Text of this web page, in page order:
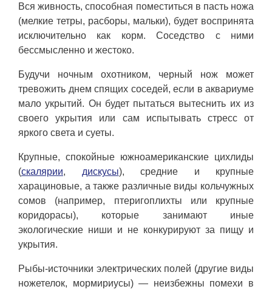
Вся живность, способная поместиться в пасть ножа
(мелкие тетры, расборы, мальки), будет воспринята
исключительно как корм. Соседство с ними
бессмысленно и жестоко.
Будучи ночным охотником, черный нож может
тревожить днем спящих соседей, если в аквариуме
мало укрытий. Он будет пытаться вытеснить их из
своего укрытия или сам испытывать стресс от
яркого света и суеты.
Крупные, спокойные южноамериканские цихлиды
(скалярии, дискусы), средние и крупные
харациновые, а также различные виды кольчужных
сомов (например, птеригоплихты или крупные
коридорасы), которые занимают иные
экологические ниши и не конкурируют за пищу и
укрытия.
Рыбы-источники электрических полей (другие виды
ножетелок, мормириусы) — неизбежны помехи в